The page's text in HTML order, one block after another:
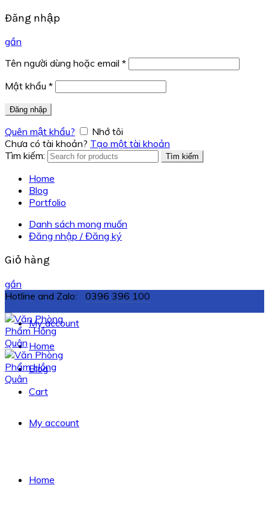
Đăng nhập
gần
Tên người dùng hoặc email *
Mật khẩu *
Đăng nhập
Quên mật khẩu?
Nhớ tôi
Chưa có tài khoản? Tạo một tài khoản
Tìm kiếm:
Tìm kiếm
Home
Blog
Portfolio
Danh sách mong muốn
Đăng nhập / Đăng ký
Giỏ hàng
gần
Hotline and Zalo:
0396 396 100
My account
Home
Blog
Cart
My account
Home